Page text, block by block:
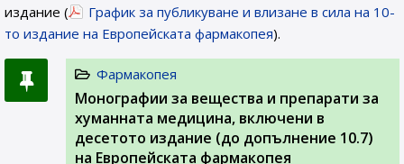
издание (
График за публикуване и влизане в сила на 10-
то издание на Европейската фармакопея).
Фармакопея
Монографии за вещества и препарати за
хуманната медицина, включени в
десетото издание (до допълнение 10.7)
на Европейската фармакопея